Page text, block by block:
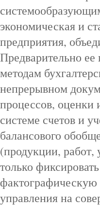
экономическая и
предприятия,
Предварительно ее
методам
непрерывном
процессов, оценки
системе счетов и
балансового
(продукции, работ,
только
управления на